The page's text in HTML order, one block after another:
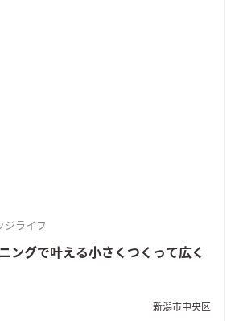
ジライフ
ングで叶える小さくつくって広く
新潟市中央区